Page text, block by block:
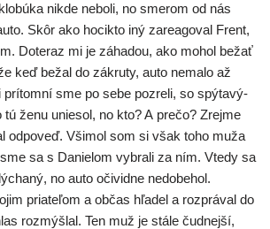
nikde nebo­li, no sme­rom od nás
Skôr ako hocik­to iný zare­a­go­val Frent,
Doteraz mi je záha­dou, ako mohol bežať
keď bežal do zákru­ty, auto nema­lo až
prí­tom­ní sme po sebe pozre­li, so spý­ta­vý­
ženu unie­sol, no kto? A pre­čo? Zrejme
odpo­veď. Všimol som si však toho muža
sa s Danielom vybra­li za ním. Vtedy sa
no auto oči­vid­ne nedo­be­hol.
pria­te­ľom a občas hľa­del a roz­prá­val do
roz­mýš­lal. Ten muž je stá­le čud­nej­ší,